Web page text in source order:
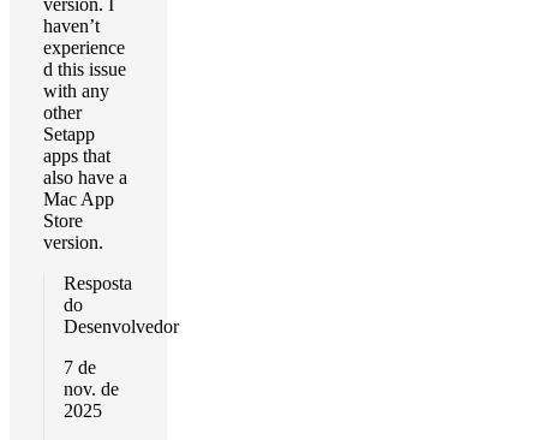
version. I
haven’t
experience
d this issue
with any
other
Setapp
apps that
also have a
Mac App
Store
version.
Resposta
do
Desenvolvedor
7 de
nov. de
2025